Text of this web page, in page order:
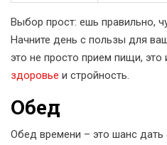
Выбор прост: ешь правильно,
Начните день с пользы для
это не просто прием пищи, это
здоровье и стройность.
Обед
Обед времени – это шанс дать